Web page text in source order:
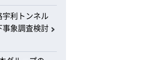
利トンネル
象調査検討